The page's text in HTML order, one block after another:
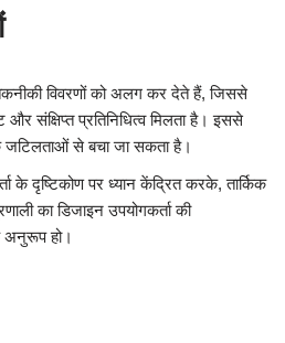
विवरणों को अलग कर देते हैं, जिससे
और संक्षिप्त प्रतिनिधित्व मिलता है। इससे
जटिलताओं से बचा जा सकता है।
के दृष्टिकोण पर ध्यान केंद्रित करके, तार्किक
का डिजाइन उपयोगकर्ता की
हो।